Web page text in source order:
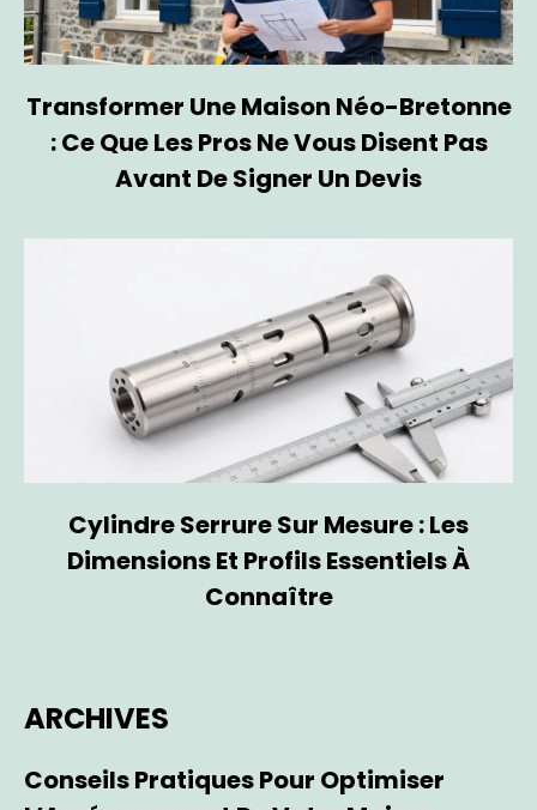
Transformer Une Maison Néo-Bretonne
: Ce Que Les Pros Ne Vous Disent Pas
Avant De Signer Un Devis
Cylindre Serrure Sur Mesure : Les
Dimensions Et Profils Essentiels À
Connaître
ARCHIVES
Conseils Pratiques Pour Optimiser